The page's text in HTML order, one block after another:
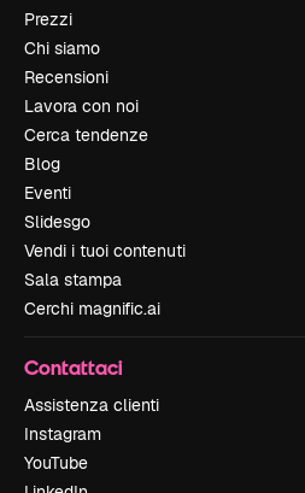
Prezzi
Chi siamo
Recensioni
Lavora con noi
Cerca tendenze
Blog
Eventi
Slidesgo
Vendi i tuoi contenuti
Sala stampa
Cerchi magnific.ai
Contattaci
Assistenza clienti
Instagram
YouTube